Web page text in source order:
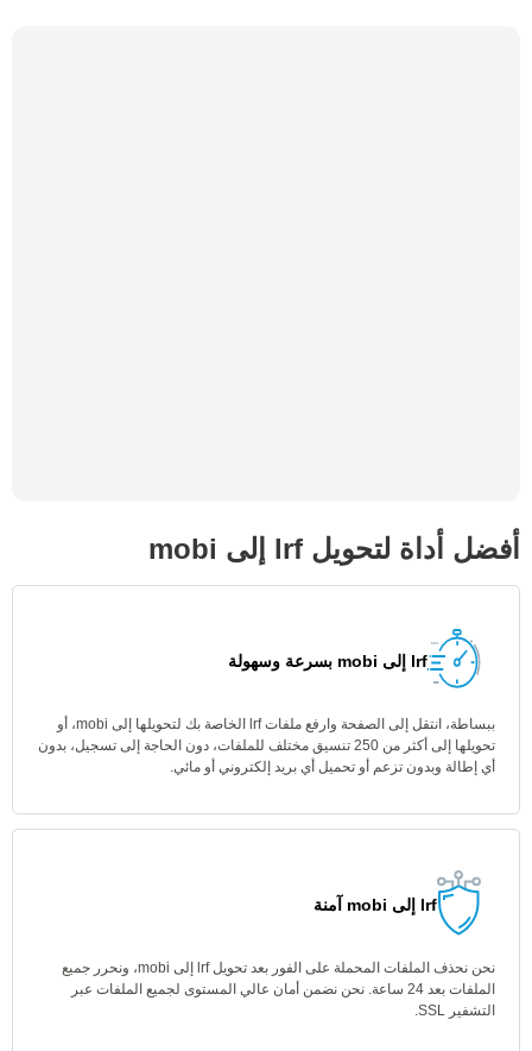
أفضل أداة لتحويل lrf إلى mobi
lrf إلى mobi بسرعة وسهولة
ببساطة، انتقل إلى الصفحة وارفع ملفات lrf الخاصة بك لتحويلها إلى mobi، أو
تحويلها إلى أكثر من 250 تنسيق مختلف للملفات، دون الحاجة إلى تسجيل، بدون
أي إطالة وبدون تزعم أو تحميل أي بريد إلكتروني أو مائي.
lrf إلى mobi آمنة
نحن نحذف الملفات المحملة على الفور بعد تحويل lrf إلى mobi، ونحرر جميع
الملفات بعد 24 ساعة. نحن نضمن أمان عالي المستوى لجميع الملفات عبر
التشفير SSL.